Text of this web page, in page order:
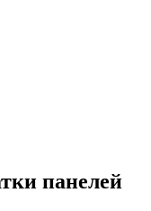
панелей